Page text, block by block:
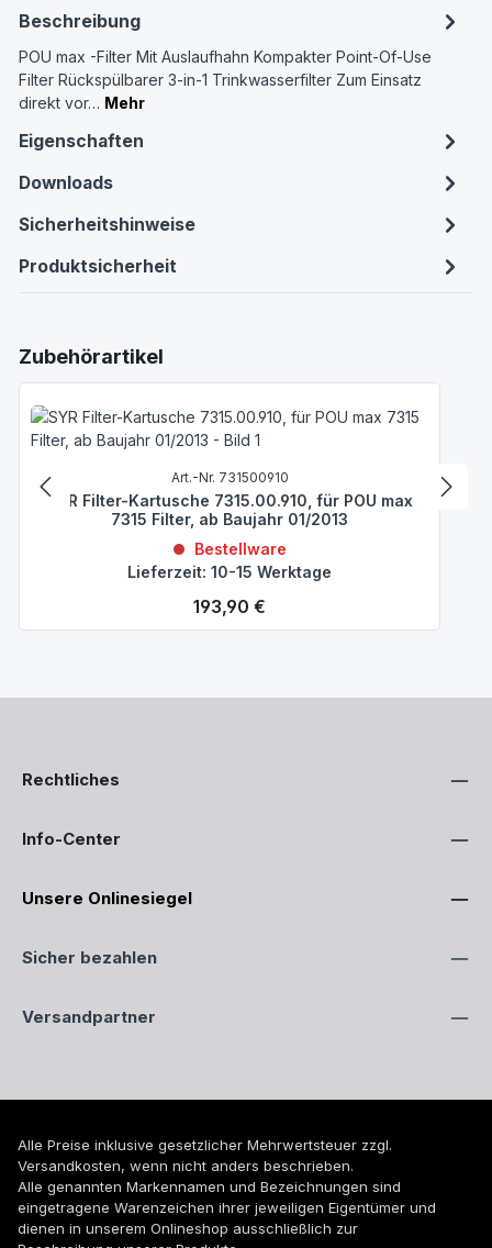
Beschreibung
POU max -Filter Mit Auslaufhahn Kompakter Point-Of-Use
Filter Rückspülbarer 3-in-1 Trinkwasserfilter Zum Einsatz
direkt vor… Mehr
Eigenschaften
Downloads
Sicherheitshinweise
Produktsicherheit
Produktgalerie überspringen
Zubehörartikel
Art.-Nr. 731500910
SYR Filter-Kartusche 7315.00.910, für POU max
7315 Filter, ab Baujahr 01/2013
Bestellware
Lieferzeit: 10-15 Werktage
Regulärer Preis:
193,90 €
Rechtliches
Info-Center
Unsere Onlinesiegel
Sicher bezahlen
Versandpartner
Alle Preise inklusive gesetzlicher Mehrwertsteuer zzgl.
Versandkosten, wenn nicht anders beschrieben.
Alle genannten Markennamen und Bezeichnungen sind
eingetragene Warenzeichen ihrer jeweiligen Eigentümer und
dienen in unserem Onlineshop ausschließlich zur